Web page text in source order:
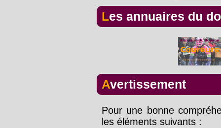
Les annuaires du
Avertissement
Pour une bonne
les éléments suivants :